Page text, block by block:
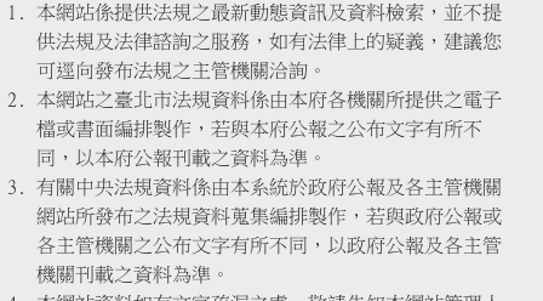
本網站係提供法規之最新動態資訊及資料檢索，並不提
供法規及法律諮詢之服務，如有法律上的疑義，建議您
可逕向發布法規之主管機關洽詢。
本網站之臺北市法規資料係由本府各機關所提供之電子
檔或書面編排製作，若與本府公報之公布文字有所不
同，以本府公報刊載之資料為準。
有關中央法規資料係由本系統於政府公報及各主管機關
網站所發布之法規資料蒐集編排製作，若與政府公報或
各主管機關之公布文字有所不同，以政府公報及各主管
機關刊載之資料為準。